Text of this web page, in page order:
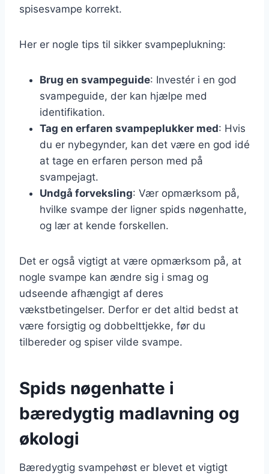
spisesvampe korrekt.
Her er nogle tips til sikker svampeplukning:
Brug en svampeguide: Investér i en god
svampeguide, der kan hjælpe med
identifikation.
Tag en erfaren svampeplukker med: Hvis
du er nybegynder, kan det være en god idé
at tage en erfaren person med på
svampejagt.
Undgå forveksling: Vær opmærksom på,
hvilke svampe der ligner spids nøgenhatte,
og lær at kende forskellen.
Det er også vigtigt at være opmærksom på, at
nogle svampe kan ændre sig i smag og
udseende afhængigt af deres
vækstbetingelser. Derfor er det altid bedst at
være forsigtig og dobbelttjekke, før du
tilbereder og spiser vilde svampe.
Spids nøgenhatte i
bæredygtig madlavning og
økologi
Bæredygtig svampehøst er blevet et vigtigt